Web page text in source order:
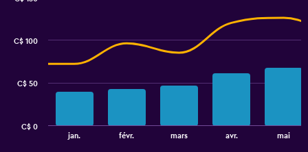
jan. févr. mars avr. mai
C$ 0
C$ 50
C$ 100